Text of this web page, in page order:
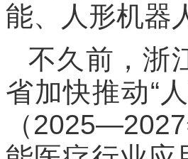
能、人形机器
不久前，浙
省加快推动“
（